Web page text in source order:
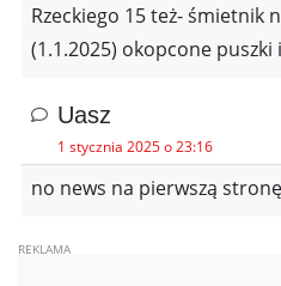
Rzeckiego 15 też- śmietnik
(1.1.2025) okopcone
Uasz
1 stycznia 2025 o 23:16
no news na pierwszą